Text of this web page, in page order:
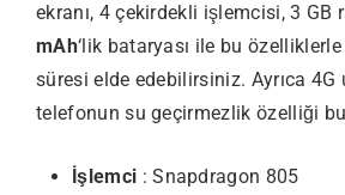
ekranı, 4 çekirdekli işlemcisi, 3 GB
mAh‘lik bataryası ile bu
süresi elde edebilirsiniz. Ayrıca 4G
telefonun su geçirmezlik özelliği
İşlemci : Snapdragon 805